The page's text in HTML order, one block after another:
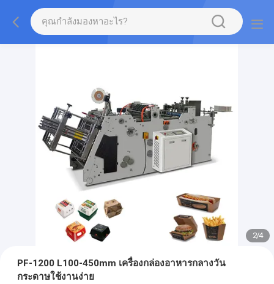
2/4
PF-1200 L100-450mm เครื่องกล่องอาหารกลางวัน
กระดาษใช้งานง่าย